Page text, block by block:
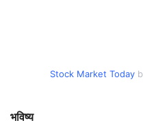
Stock Market Today
भविष्य